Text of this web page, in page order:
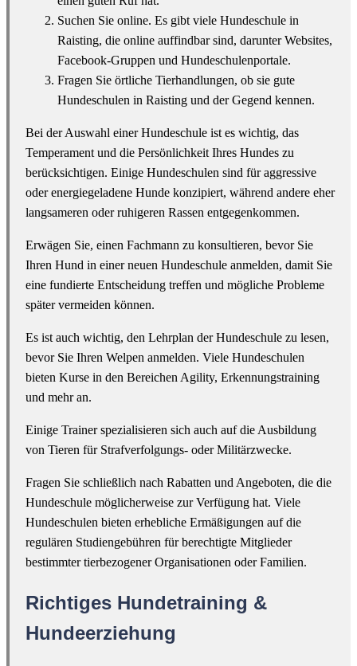
Suchen Sie online. Es gibt viele Hundeschule in
Raisting, die online auffindbar sind, darunter Websites,
Facebook-Gruppen und Hundeschulenportale.
Fragen Sie örtliche Tierhandlungen, ob sie gute
Hundeschulen in Raisting und der Gegend kennen.
Bei der Auswahl einer Hundeschule ist es wichtig, das
Temperament und die Persönlichkeit Ihres Hundes zu
berücksichtigen. Einige Hundeschulen sind für aggressive
oder energiegeladene Hunde konzipiert, während andere eher
langsameren oder ruhigeren Rassen entgegenkommen.
Erwägen Sie, einen Fachmann zu konsultieren, bevor Sie
Ihren Hund in einer neuen Hundeschule anmelden, damit Sie
eine fundierte Entscheidung treffen und mögliche Probleme
später vermeiden können.
Es ist auch wichtig, den Lehrplan der Hundeschule zu lesen,
bevor Sie Ihren Welpen anmelden. Viele Hundeschulen
bieten Kurse in den Bereichen Agility, Erkennungstraining
und mehr an.
Einige Trainer spezialisieren sich auch auf die Ausbildung
von Tieren für Strafverfolgungs- oder Militärzwecke.
Fragen Sie schließlich nach Rabatten und Angeboten, die die
Hundeschule möglicherweise zur Verfügung hat. Viele
Hundeschulen bieten erhebliche Ermäßigungen auf die
regulären Studiengebühren für berechtigte Mitglieder
bestimmter tierbezogener Organisationen oder Familien.
Richtiges Hundetraining &
Hundeerziehung